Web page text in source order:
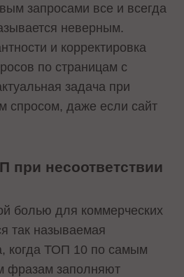
запросами все и всегда
неверным.
и корректировка
по страницам с
задача при
спросом, даже если сайт
при несоответствии
болью для коммерческих
так называемая
когда ТОП 10 по самым
фразам заполняют